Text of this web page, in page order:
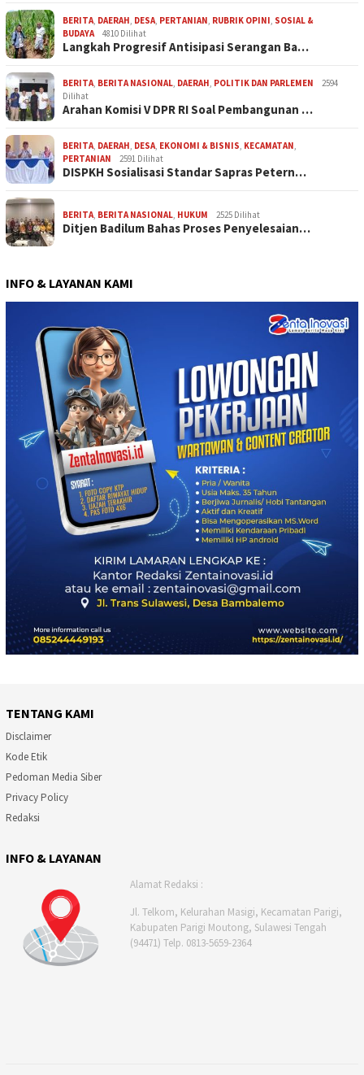
BERITA, DAERAH, DESA, PERTANIAN, RUBRIK OPINI, SOSIAL &
BUDAYA
4810 Dilihat
Langkah Progresif Antisipasi Serangan Ba…
BERITA, BERITA NASIONAL, DAERAH, POLITIK DAN PARLEMEN
2594
Dilihat
Arahan Komisi V DPR RI Soal Pembangunan …
BERITA, DAERAH, DESA, EKONOMI & BISNIS, KECAMATAN,
PERTANIAN
2591 Dilihat
DISPKH Sosialisasi Standar Sapras Petern…
BERITA, BERITA NASIONAL, HUKUM 2525 Dilihat
Ditjen Badilum Bahas Proses Penyelesaian…
INFO & LAYANAN KAMI
TENTANG KAMI
Disclaimer
Kode Etik
Pedoman Media Siber
Privacy Policy
Redaksi
INFO & LAYANAN
Alamat Redaksi :
Jl. Telkom, Kelurahan Masigi, Kecamatan Parigi,
Kabupaten Parigi Moutong, Sulawesi Tengah
(94471) Telp. 0813-5659-2364